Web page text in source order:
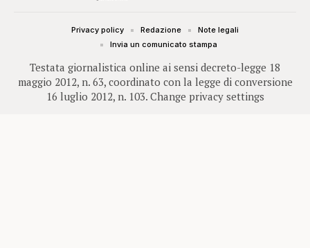
Testata giornalistica online ai sensi decreto-legge 18
maggio 2012, n. 63, coordinato con la legge di conversione
16 luglio 2012, n. 103. Change privacy settings
Privacy policy Redazione
Note legali
Invia un comunicato stampa